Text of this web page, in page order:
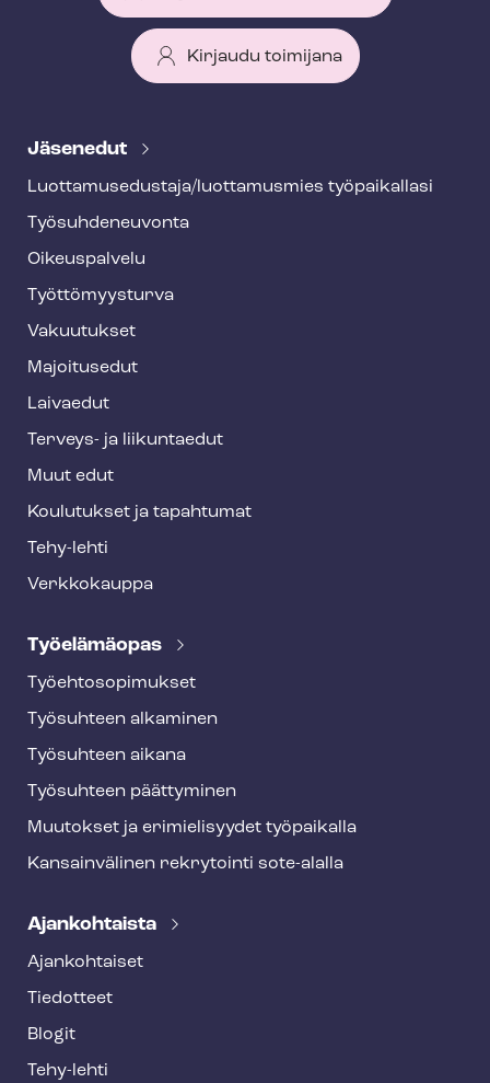
Kirjaudu toimijana
e
f
o
o
t
e
Jäsenedut
Luot­ta­muse­dus­ta­ja/luottamusmies työpaikallasi
Työ­suh­de­neu­von­ta
Oikeuspalvelu
Työt­tö­myys­tur­va
Vakuutukset
Majoitusedut
Laivaedut
Terveys- ja liikuntaedut
Muut edut
Koulutukset ja tapahtumat
Tehy-lehti
Verkkokauppa
Työelämäopas
Työ­eh­to­so­pi­muk­set
Työsuhteen alkaminen
Työsuhteen aikana
Työsuhteen päättyminen
Muutokset ja erimielisyydet työpaikalla
Kansainvälinen rekrytointi sote-alalla
Ajankohtaista
Ajankohtaiset
Tiedotteet
Blogit
Tehy-lehti